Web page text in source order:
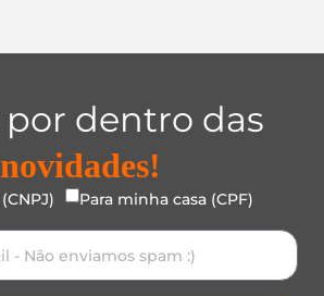
dentro das
novidades!
Para minha casa (CPF)